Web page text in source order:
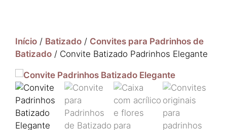
Início / Batizado / Convites para Padrinhos de
Batizado / Convite Batizado Padrinhos Elegante